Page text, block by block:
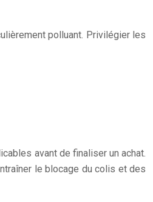
polluant. Privilégier les
avant de finaliser un achat.
le blocage du colis et des